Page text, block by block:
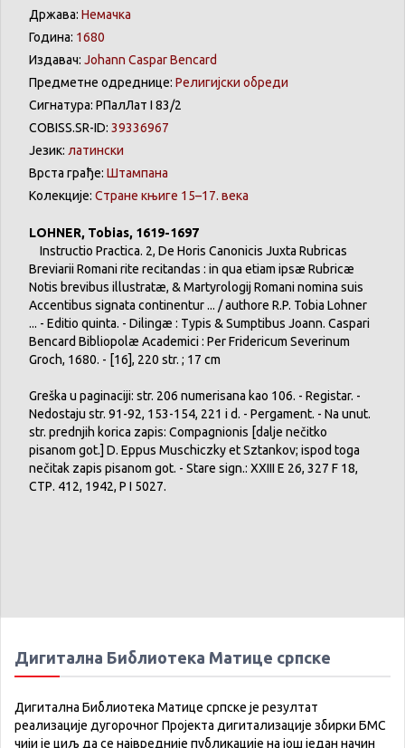
Држава: Немачка
Година: 1680
Издавач: Johann Caspar Bencard
Предметне одреднице: Религијски обреди
Сигнатура: РПалЛат I 83/2
COBISS.SR-ID: 39336967
Језик: латински
Врста грађе: Штампана
Колекције: Стране књиге 15–17. века
LOHNER, Tobias, 1619-1697
Instructio Practica. 2, De Horis Canonicis Juxta Rubricas
Breviarii Romani rite recitandas : in qua etiam ipsæ Rubricæ
Notis brevibus illustratæ, & Martyrologij Romani nomina suis
Accentibus signata continentur ... / authore R.P. Tobia Lohner
... - Editio quinta. - Dilingæ : Typis & Sumptibus Joann. Caspari
Bencard Bibliopolæ Academici : Per Fridericum Severinum
Groch, 1680. - [16], 220 str. ; 17 cm
Greška u paginaciji: str. 206 numerisana kao 106. - Registar. -
Nedostaju str. 91-92, 153-154, 221 i d. - Pergament. - Na unut.
str. prednjih korica zapis: Compagnionis [dalje nečitko
pisanom got.] D. Eppus Muschiczky et Sztankov; ispod toga
nečitak zapis pisanom got. - Stare sign.: XXIII E 26, 327 F 18,
СТР. 412, 1942, Р I 5027.
Дигитална Библиотека Матице српске
Дигитална Библиотека Матице српске је резултат
реализације дугорочног Пројекта дигитализације збирки БМС
чији је циљ да се највредније публикације на још један начин